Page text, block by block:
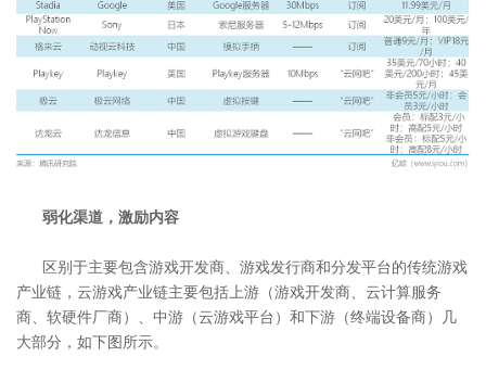
弱化渠道，激励内容
区别于主要包含游戏开发商、游戏发行商和分发平台的传统游戏
产业链，云游戏产业链主要包括上游（游戏开发商、云计算服务
商、软硬件厂商）、中游（云游戏平台）和下游（终端设备商）几
大部分，如下图所示。